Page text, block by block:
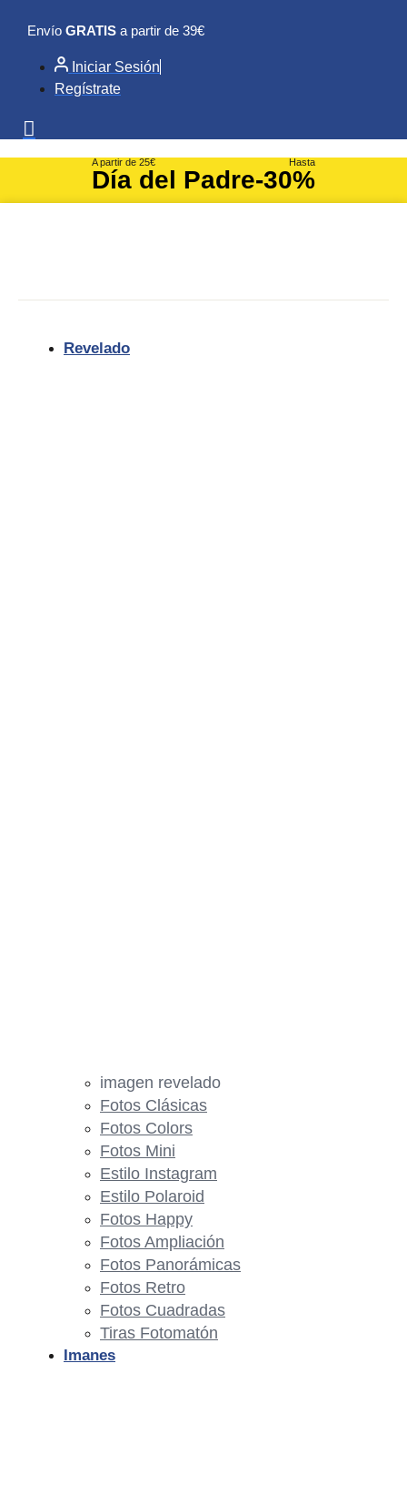
contenido
Envío GRATIS a partir de 39€
Iniciar Sesión
Regístrate
A partir de 25€
Día del Padre
Hasta
-30%
Revelado
imagen revelado
Fotos Clásicas
Fotos Colors
Fotos Mini
Estilo Instagram
Estilo Polaroid
Fotos Happy
Fotos Ampliación
Fotos Panorámicas
Fotos Retro
Fotos Cuadradas
Tiras Fotomatón
Imanes